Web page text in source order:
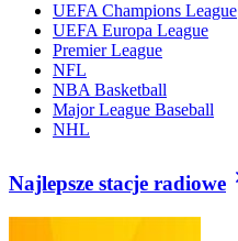
UEFA Champions League
UEFA Europa League
Premier League
NFL
NBA Basketball
Major League Baseball
NHL
Najlepsze stacje radiowe